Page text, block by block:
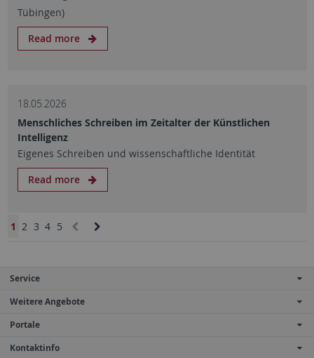
Tübingen)
Read more
18.05.2026
Menschliches Schreiben im Zeitalter der Künstlichen
Intelligenz
Eigenes Schreiben und wissenschaftliche Identität
Read more
1 2 3 4 5
Service
Weitere Angebote
Portale
Kontaktinfo